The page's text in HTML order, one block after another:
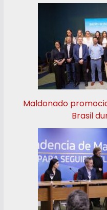
Maldonado
Brasil